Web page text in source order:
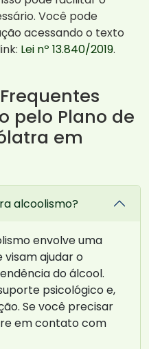
Você pode
acessando o texto
Lei nº 13.840/2019.
pelo Plano de
em
alcoolismo?
envolve uma
visam ajudar o
do álcool.
psicológico e,
Se você precisar
em contato com